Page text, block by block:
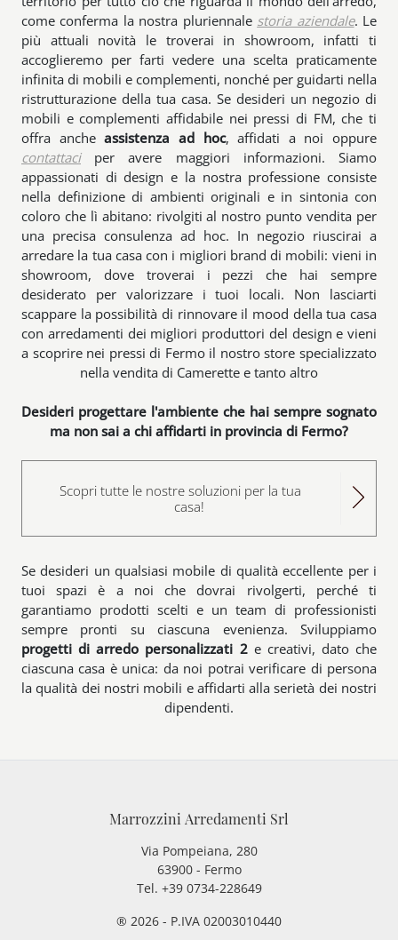
come conferma la nostra pluriennale storia aziendale. Le
più attuali novità le troverai in showroom, infatti ti
accoglieremo per farti vedere una scelta praticamente
infinita di mobili e complementi, nonché per guidarti nella
ristrutturazione della tua casa. Se desideri un negozio di
mobili e complementi affidabile nei pressi di FM, che ti
offra ancheassistenza ad hoc, affidati a noi oppure
contattaciper avere maggiori informazioni. Siamo
appassionati di design e la nostra professione consiste
nella definizione di ambienti originali e in sintonia con
coloro che lì abitano: rivolgiti al nostro punto vendita per
una precisa consulenza ad hoc. In negozio riuscirai a
arredare la tua casa con i migliori brand di mobili: vieni in
showroom, dove troverai i pezzi che hai sempre
desiderato per valorizzare i tuoi locali. Non lasciarti
scappare la possibilità di rinnovare il mood della tua casa
con arredamenti dei migliori produttori del design e vieni
a scoprire nei pressi di Fermo il nostro store specializzato
nella vendita di Camerette e tanto altro
Desideri progettare l'ambiente che hai sempre sognato
ma non sai a chi affidarti in provincia di Fermo?
Scopri tutte le nostre soluzioni per la tua
casa!
Se desideri un qualsiasi mobile di qualità eccellente per i
tuoi spazi è a noi che dovrai rivolgerti, perché ti
garantiamo prodotti scelti e un team di professionisti
sempre pronti su ciascuna evenienza. Sviluppiamo
progetti di arredo personalizzati 2e creativi, dato che
ciascuna casa è unica: da noi potrai verificare di persona
la qualità dei nostri mobili e affidarti alla serietà dei nostri
dipendenti.
Marrozzini Arredamenti Srl
Via Pompeiana, 280
63900 - Fermo
Tel. +39 0734-228649
® 2026 - P.IVA 02003010440